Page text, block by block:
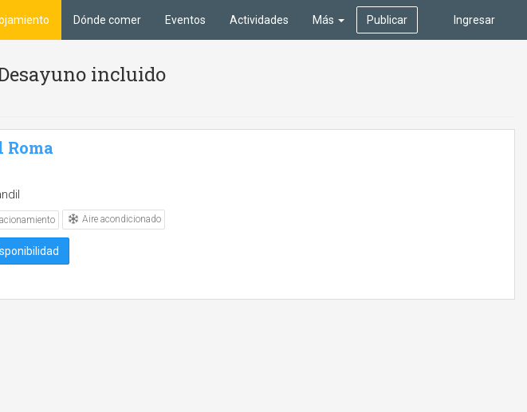
Ingresar
Dónde comer Eventos Actividades Más Publicar
incluido
Roma
Aire acondicionado